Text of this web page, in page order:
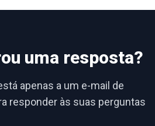
uma resposta?
apenas a um e-mail de
responder às suas perguntas